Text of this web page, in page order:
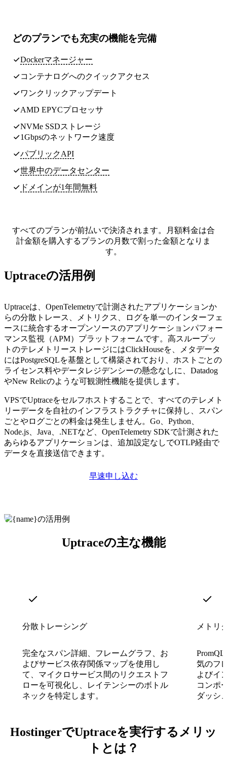
どのプランでも充実の機能を完備
Dockerマネージャー
コンテナログへのクイックアクセス
ワンクリックアップデート
AMD EPYCプロセッサ
NVMe SSDストレージ
1Gbpsのネットワーク速度
パブリックAPI
世界中のデータセンター
ドメインが1年間無料
すべてのプランが前払いで決済されます。月額料金は合
計金額を購入するプランの月数で割った金額となりま
す。
Uptraceの活用例
Uptraceは、OpenTelemetryで計測されたアプリケーションか
らの分散トレース、メトリクス、ログを単一のインターフェ
ースに統合するオープンソースのアプリケーションパフォー
マンス監視（APM）プラットフォームです。高スループッ
トのテレメトリーストレージにはClickHouseを、メタデータ
にはPostgreSQLを基盤として構築されており、ホストごとの
ライセンス料やデータレジデンシーの懸念なしに、Datadog
やNew Relicのような可観測性機能を提供します。
VPSでUptraceをセルフホストすることで、すべてのテレメト
リーデータを自社のインフラストラクチャに保持し、スパン
ごとやログごとの料金は発生しません。Go、Python、
Node.js、Java、.NETなど、OpenTelemetry SDKで計測された
あらゆるアプリケーションは、追加設定なしでOTLP経由で
データを直接送信できます。
早速申し込む
Uptraceの主な機能
分散トレーシング
完全なスパン詳細、フレームグラフ、お
よびサービス依存関係マップを使用し
て、マイクロサービス間のリクエストフ
ローを可視化し、レイテンシーのボトル
ネックを特定します。
メトリ
気のフ
よびイ
コンポ
ダッシ
HostingerでUptraceを実行するメリッ
トとは？